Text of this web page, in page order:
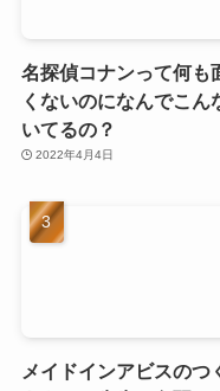
名探偵コナンって何も
くないのになんでこん
いてるの？
2022年4月4日
メイドインアビスのつ